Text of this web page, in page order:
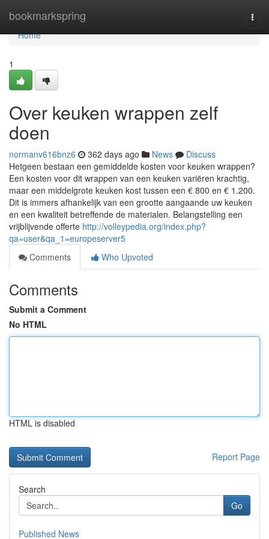
bookmarkspring
Home
Home
1
Over keuken wrappen zelf
doen
normanv616bnz6 362 days ago News
Discuss
Hetgeen bestaan een gemiddelde kosten voor keuken wrappen?
Een kosten voor dit wrappen van een keuken variëren krachtig,
maar een middelgrote keuken kost tussen een € 800 en € 1.200.
Dit is immers afhankelijk van een grootte aangaande uw keuken
en een kwaliteit betreffende de materialen. Belangstelling een
vrijblijvende offerte http://volleypedia.org/index.php?
qa=user&qa_1=europeserver5
Comments
Who Upvoted
Comments
Submit a Comment
No HTML
HTML is disabled
Report Page
Search
Go
Published News